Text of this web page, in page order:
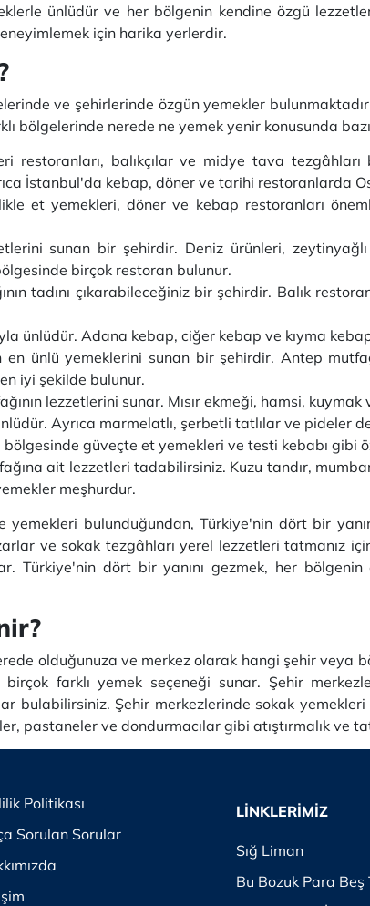
ünlüdür ve her bölgenin kendine özgü
için harika yerlerdir.
ve şehirlerinde özgün yemekler
bölgelerinde nerede ne yemek yenir konusunda
restoranları, balıkçılar ve midye tava
İstanbul'da kebap, döner ve tarihi restoranlarda
et yemekleri, döner ve kebap restoranları
sunan bir şehirdir. Deniz ürünleri,
birçok restoran bulunur.
tadını çıkarabileceğiniz bir şehirdir. Balık
ünlüdür. Adana kebap, ciğer kebap ve kıyma
en ünlü yemeklerini sunan bir şehirdir. Antep
iyi şekilde bulunur.
lezzetlerini sunar. Mısır ekmeği, hamsi,
Ayrıca marmelatlı, şerbetli tatlılar ve pideler
güveçte et yemekleri ve testi kebabı gibi
ait lezzetleri tadabilirsiniz. Kuzu tandır,
meşhurdur.
bulunduğundan, Türkiye'nin dört bir
ve sokak tezgâhları yerel lezzetleri tatmanız
Türkiye'nin dört bir yanını gezmek, her bölgenin
olduğunuza ve merkez olarak hangi şehir
farklı yemek seçeneği sunar. Şehir
bulabilirsiniz. Şehir merkezlerinde sokak
pastaneler ve dondurmacılar gibi atıştırmalık ve
Politikası
Sorulan Sorular
LİNKLERİMİZ
Sığ Liman
Bu Bozuk Para Beş